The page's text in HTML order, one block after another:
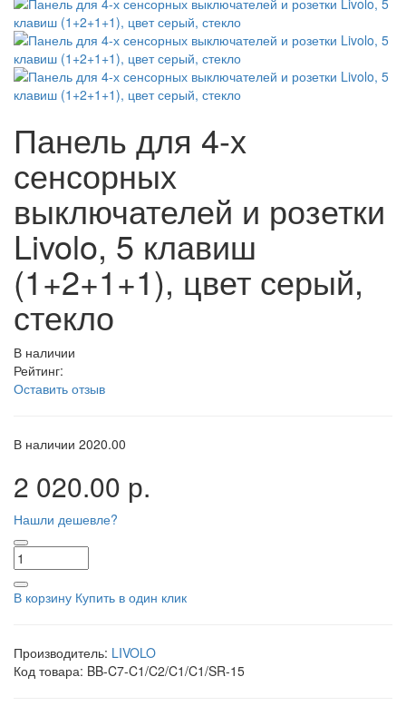
Панель для 4-х
сенсорных
выключателей и розетки
Livolo, 5 клавиш
(1+2+1+1), цвет серый,
стекло
В наличии
Рейтинг:
Оставить отзыв
В наличии 2020.00
2 020.00 р.
Нашли дешевле?
В корзину Купить в один клик
Производитель: LIVOLO
Код товара: BB-C7-C1/C2/C1/C1/SR-15